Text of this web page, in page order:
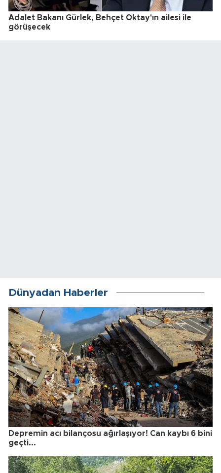
Adalet Bakanı Gürlek, Behçet Oktay'ın ailesi ile
görüşecek
Dünyadan Haberler
Depremin acı bilançosu ağırlaşıyor! Can kaybı 6 bini
geçti...